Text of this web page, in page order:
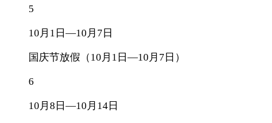
5
10月1日—10月7日
国庆节放假（10月1日—10月7日）
6
10月8日—10月14日